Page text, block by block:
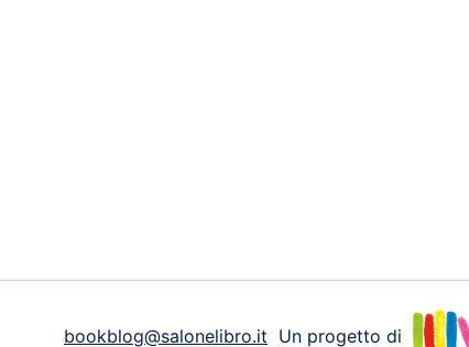
bookblog@salonelibro.it Un progetto di